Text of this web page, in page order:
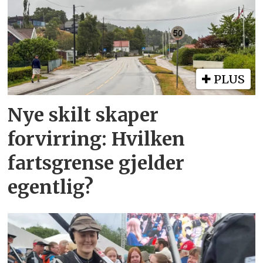
PLUS
Nye skilt skaper
forvirring: Hvilken
fartsgrense gjelder
egentlig?